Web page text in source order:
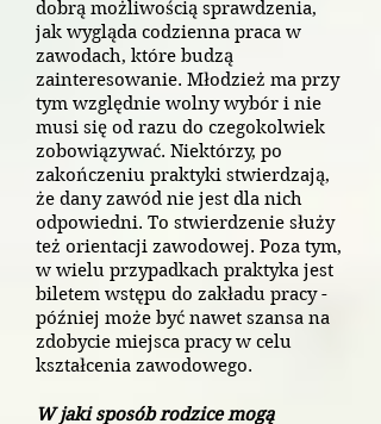
dobrą możliwością sprawdzenia,
jak wygląda codzienna praca w
zawodach, które budzą
zainteresowanie. Młodzież ma przy
tym względnie wolny wybór i nie
musi się od razu do czegokolwiek
zobowiązywać. Niektórzy, po
zakończeniu praktyki stwierdzają,
że dany zawód nie jest dla nich
odpowiedni. To stwierdzenie służy
też orientacji zawodowej. Poza tym,
w wielu przypadkach praktyka jest
biletem wstępu do zakładu pracy -
później może być nawet szansa na
zdobycie miejsca pracy w celu
kształcenia zawodowego.
W jaki sposób rodzice mogą